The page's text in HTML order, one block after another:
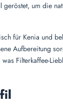
geröstet, um die
für Kenia und
Aufbereitung
Filterkaffee-